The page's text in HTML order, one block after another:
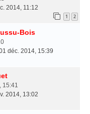
2014, 11:12
1 2
Bois
déc. 2014, 15:39
15:41
2014, 13:02